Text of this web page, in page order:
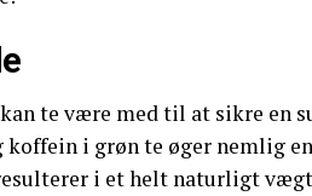
te være med til at sikre en
koffein i grøn te øger nemlig
i et helt naturligt